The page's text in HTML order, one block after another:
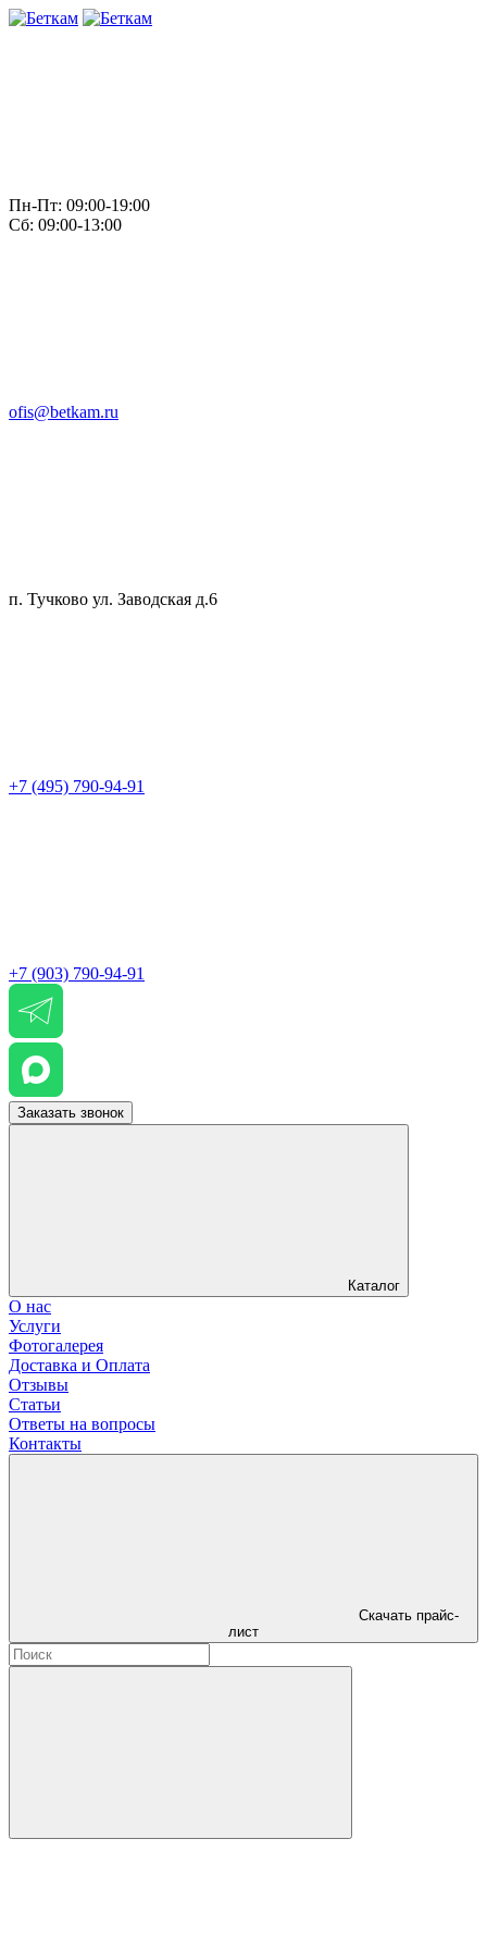
Пн-Пт: 09:00-19:00
Сб: 09:00-13:00
ofis@betkam.ru
п. Тучково ул. Заводская д.6
+7 (495) 790-94-91
+7 (903) 790-94-91
Заказать звонок
Каталог
О нас
Услуги
Фотогалерея
Доставка и Оплата
Отзывы
Статьи
Ответы на вопросы
Контакты
Скачать прайс-
лист